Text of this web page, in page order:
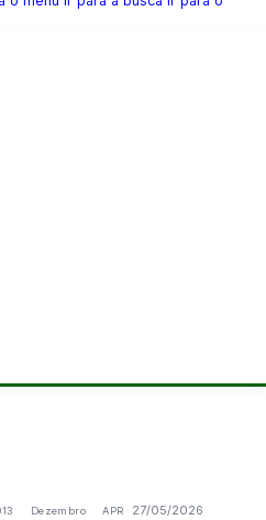
Dezembro APR 27/05/2026